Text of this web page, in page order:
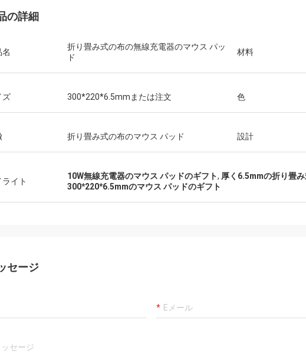
の詳細
名
折り畳み式の布の無線充電器のマウス パッ
ド
材料
ズ 300*220*6.5mmまたは注文 色
折り畳み式の布のマウス パッド 設計
イト
10W無線充電器のマウス パッドのギフト, 厚く6.5mmの折り畳
300*220*6.5mmのマウス パッドのギフト
セージ